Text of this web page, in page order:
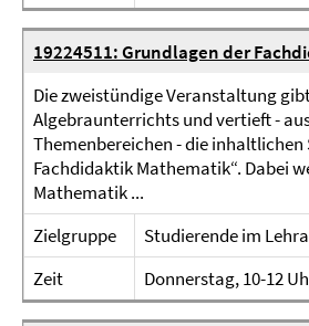
19224511: Grundlagen der
Die zweistündige Veranstaltung
Algebraunterrichts und vertieft -
Themenbereichen - die
Fachdidaktik Mathematik“. Dabei
Mathematik ...
Zielgruppe
Studierende im
Zeit
Donnerstag, 10-12